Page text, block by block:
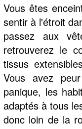
Vous êtes
sentir à l'étroit
passez aux
retrouverez le
tissus
Vous avez
panique, les
adaptés à tous
donc loin de la